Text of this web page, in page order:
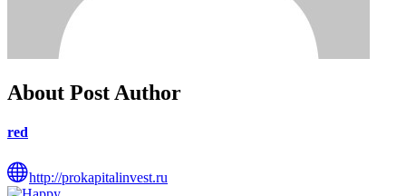
About Post Author
red
http://prokapitalinvest.ru